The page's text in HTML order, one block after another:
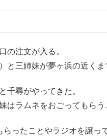
の注文が入る。
と三姉妹が夢ヶ浜の近くま
千尋がやってきた。
はラムネをおごってもらう
ったことやラジオを譲っ